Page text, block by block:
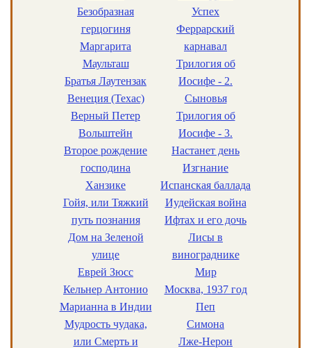
Безобразная
герцогиня
Маргарита
Маульташ
Братья Лаутензак
Венеция (Техас)
Верный Петер
Вольштейн
Второе рождение
господина
Ханзике
Гойя, или Тяжкий
путь познания
Дом на Зеленой
улице
Еврей Зюсс
Кельнер Антонио
Марианна в Индии
Мудрость чудака,
или Смерть и
Успех
Феррарский
карнавал
Трилогия об
Иосифе - 2.
Сыновья
Трилогия об
Иосифе - 3.
Настанет день
Изгнание
Испанская баллада
Иудейская война
Ифтах и его дочь
Лисы в
винограднике
Мир
Москва, 1937 год
Пеп
Симона
Лже-Нерон